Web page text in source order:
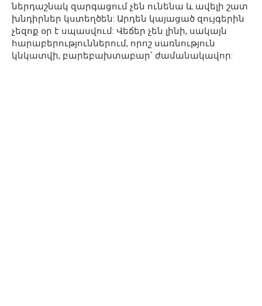
ներդաշնակ զարգացում չեն ունենա և ավելի շատ
խնդիրներ կստեղծեն: Արդեն կայացած զույգերին
չեզոք օր է սպասվում: Վեճեր չեն լինի, սակայն
հարաբերություններում, որոշ սառնություն
կնկատվի, բարեբախտաբար՝ ժամանակավոր: